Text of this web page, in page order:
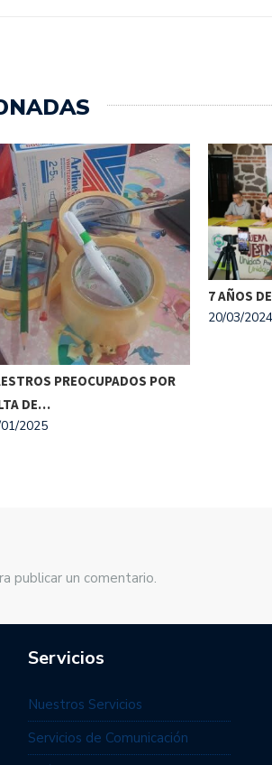
PREOCUPADOS POR
DE…
2025
7 AÑOS
20/03/2024
publicar un comentario.
Servicios
Nuestros Servicios
Servicios de Comunicación